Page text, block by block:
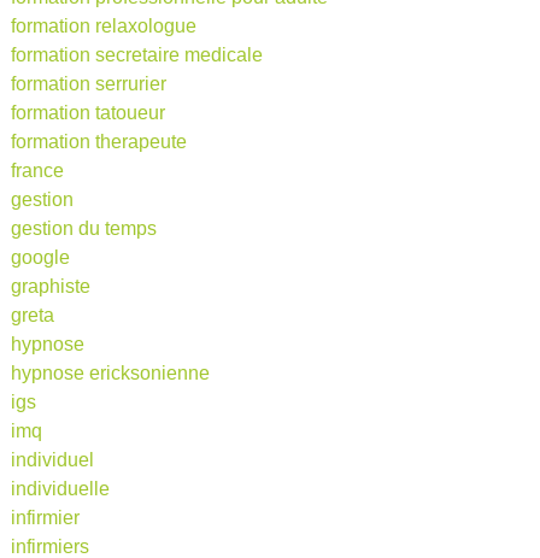
formation relaxologue
formation secretaire medicale
formation serrurier
formation tatoueur
formation therapeute
france
gestion
gestion du temps
google
graphiste
greta
hypnose
hypnose ericksonienne
igs
imq
individuel
individuelle
infirmier
infirmiers